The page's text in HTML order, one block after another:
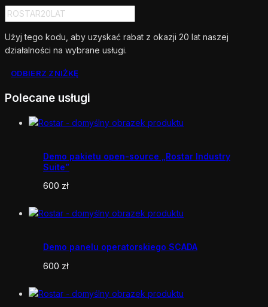
Użyj tego kodu, aby uzyskać rabat z okazji 20 lat naszej
działalności na wybrane usługi.
ODBIERZ ZNIŻKĘ
Polecane usługi
Demo pakietu open-source „Rostar Industry
Suite”
600 zł
Demo panelu operatorskiego SCADA
600 zł